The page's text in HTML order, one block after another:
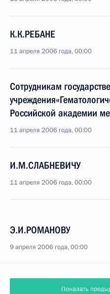
К.К.РЕБАНЕ
11 апреля 2006 года, 00:00
Сотрудникам
Российской академии
11 апреля 2006 года, 00:00
И.М.СЛАБНЕВИЧУ
11 апреля 2006 года, 00:00
Э.И.РОМАНОВУ
9 апреля 2006 года, 00:00
Показать